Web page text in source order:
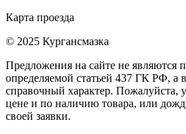
Карта проезда
© 2025 Кургансмазка
Предложения на сайте не являются
определяемой статьей 437 ГК РФ, а
справочный характер. Пожалуйста,
цене и по наличию товара, или
своей заявки.